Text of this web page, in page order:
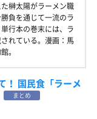
榊太陽がラーメン職
負を通じて一流のラ
行本の巻末には、ラ
れている。漫画：馬
。
！ 国民食「ラーメ
まとめ